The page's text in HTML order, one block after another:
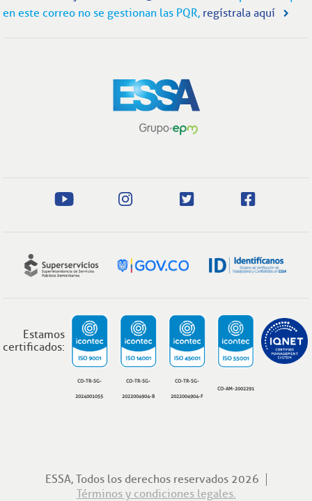
en este correo no se gestionan las PQR, regístrala aquí
Estamos
certificados:
CO-TR-SG-
2024001055
CO-TR-SG-
2022004904-B
CO-TR-SG-
2022004904-F
CO-AM-2002291
ESSA, Todos los derechos reservados 2026
Términos y condiciones legales.